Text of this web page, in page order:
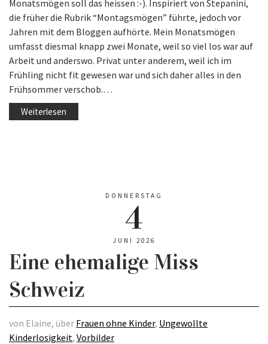
Monatsmögen soll das heissen :-). Inspiriert von Stepanini,
die früher die Rubrik “Montagsmögen” führte, jedoch vor
Jahren mit dem Bloggen aufhörte. Mein Monatsmögen
umfasst diesmal knapp zwei Monate, weil so viel los war auf
Arbeit und anderswo. Privat unter anderem, weil ich im
Frühling nicht fit gewesen war und sich daher alles in den
Frühsommer verschob.…
Weiterlesen
DONNERSTAG
4
JUNI 2026
Eine ehemalige Miss
Schweiz
von Elaine, über Frauen ohne Kinder, Ungewollte
Kinderlosigkeit, Vorbilder